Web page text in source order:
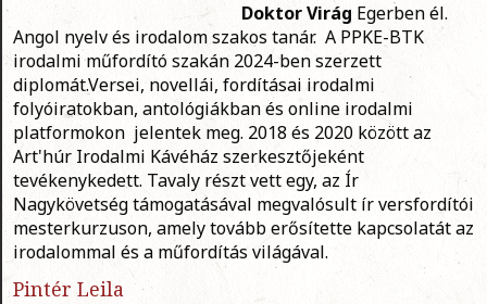
Doktor VirágEgerben él.
Angol nyelv és irodalom szakos tanár. A PPKE-BTK
irodalmi műfordító szakán 2024-ben szerzett
diplomát.Versei, novellái, fordításai irodalmi
folyóiratokban, antológiákban és online irodalmi
platformokon jelentek meg. 2018 és 2020 között az
Art'húr Irodalmi Kávéház szerkesztőjeként
tevékenykedett. Tavaly részt vett egy, az Ír
Nagykövetség támogatásával megvalósult ír versfordítói
mesterkurzuson, amely tovább erősítette kapcsolatát az
irodalommal és a műfordítás világával.
Pintér Leila